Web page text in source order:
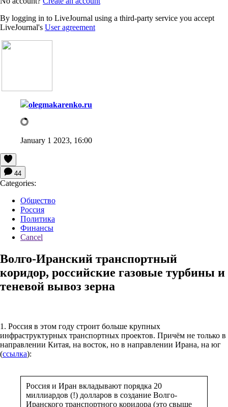
By logging in to LiveJournal using a third-party service you accept
LiveJournal's User agreement
olegmakarenko.ru
January 1 2023, 16:00
44
Categories:
Общество
Россия
Политика
Финансы
Cancel
Волго-Иранский транспортный
коридор, российские газовые турбины и
теневой вывоз зерна
1. Россия в этом году строит больше крупных
инфраструктурных транспортных проектов. Причём не только в
направлении Китая, на восток, но в направлении Ирана, на юг
(ссылка):
Россия и Иран вкладывают порядка 20
миллиардов (!) долларов в создание Волго-
Иранского транспортного коридора (это свыше